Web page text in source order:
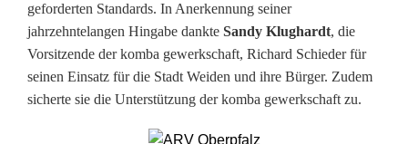
e
i
d
geforderten Standards. In Anerkennung seiner
jahrzehntelangen Hingabe dankte Sandy Klughardt, die
Vorsitzende der komba gewerkschaft, Richard Schieder für
seinen Einsatz für die Stadt Weiden und ihre Bürger. Zudem
sicherte sie die Unterstützung der komba gewerkschaft zu.